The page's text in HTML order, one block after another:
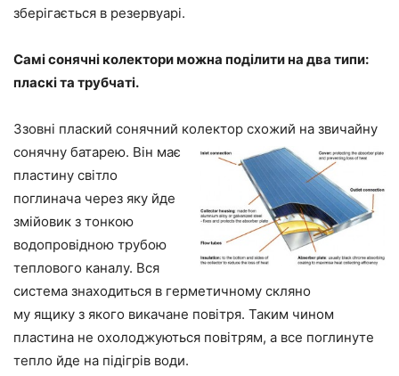
зберігається в резервуарі.
Самі сонячні колектори можна поділити на два типи:
пласкі та трубчаті.
Ззовні плаский сонячний колектор схожий на звичайну
сонячну батарею. Він має
пластину світло
поглинача через яку йде
змійовик з тонкою
водопровідною трубою
теплового каналу. Вся
система знаходиться в герметичному скляно
му ящику з якого викачане повітря. Таким чином
пластина не охолоджуються повітрям, а все поглинуте
тепло йде на підігрів води.